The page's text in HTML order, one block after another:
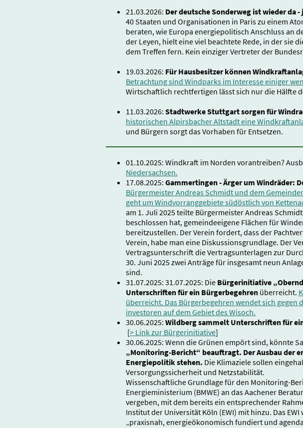
21.03.2026: Der deutsche Sonderweg ist wieder da
40 Staaten und Organisationen in Paris zu einem
beraten, wie Europa energiepolitisch Anschluss an
der Leyen, hielt eine viel beachtete Rede, in der sie
dem Treffen fern. Kein einziger Vertreter der
19.03.2026: Für Hausbesitzer können
Betrachtung sind Windparks im Interesse einiger
Wirtschaftlich rechtfertigen lässt sich nur die Hälfte
11.03.2026: Stadtwerke Stuttgart sorgen für
historischen Alpirsbacher Altstadt eine
und Bürgern sorgt das Vorhaben für Entsetzen.
01.10.2025: Windkraft im Norden vorantreiben?
Niedersachsen.
17.08.2025: Gammertingen - Ärger um Windräder:
Bürgermeister Andreas Schmidt und dem
geht um Windvorranggebiete südöstlich von
am 1. Juli 2025 teilte Bürgermeister Andreas
beschlossen hat, gemeindeeigene Flächen für
bereitzustellen. Der Verein fordert, dass der
Verein, habe man eine Diskussionsgrundlage. Der
Vertragsunterschrift die Vertragsunterlagen zur
30. Juni 2025 zwei Anträge für insgesamt neun
sind.
31.07.2025: 31.07.2025: Die Bürgerinitiative
Unterschriften für ein Bürgerbegehren überreicht.
überreicht. Das Bürgerbegehren wendet sich
investoren auf dem Gebiet des Wisoch.
30.06.2025: Wildberg sammelt Unterschriften für
[> Link zur Bürgerinitiative]
30.06.2025: Wenn die Grünen empört sind, könnte
„Monitoring-Bericht“ beauftragt. Der Ausbau der
Energiepolitik stehen. Die Klimaziele sollen
Versorgungssicherheit und Netzstabilität.
Wissenschaftliche Grundlage für den Monitoring-
Energieministerium (BMWE) an das Aachener
vergeben, mit dem bereits ein entsprechender
Institut der Universität Köln (EWI) mit hinzu. Das
„praxisnah, energieökonomisch fundiert und